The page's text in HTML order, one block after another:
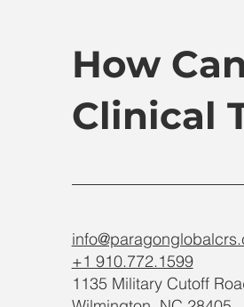
How
Clinical
+1 910.772.1599
1135 Military Cutoff